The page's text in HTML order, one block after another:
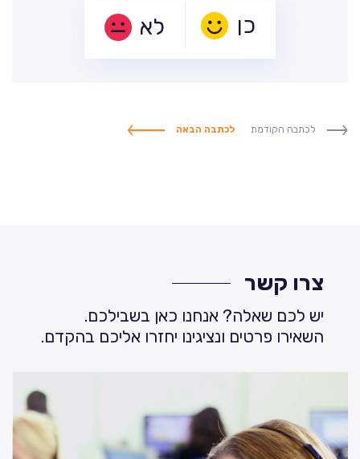
לא
לכתבה הקודמת לכתבה הבאה
צרו קשר
יש לכם שאלה? אנחנו כאן בשבילכם.
השאירו פרטים ונציגינו יחזרו אליכם בהקדם.